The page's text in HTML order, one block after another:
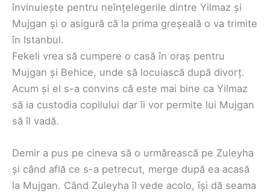
învinuiește pentru neînțelegerile dintre Yilmaz și
Mujgan și o asigură că la prima greșeală o va trimite
în Istanbul.
Fekeli vrea să cumpere o casă în oraș pentru
Mujgan și Behice, unde să locuiască după divorț.
Acum și el s-a convins că este mai bine ca Yilmaz
să ia custodia copilului dar îi vor permite lui Mujgan
să îl vadă.
Demir a pus pe cineva să o urmărească pe Zuleyha
și când află ce s-a petrecut, merge după ea acasă
la Mujgan. Când Zuleyha îl vede acolo, își dă seama